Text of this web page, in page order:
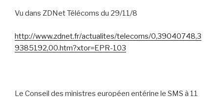
Vu dans ZDNet Télécoms du 29/11/8
http://www.zdnet.fr/actualites/telecoms/0,39040748,3
9385192,00.htm?xtor=EPR-103
Le Conseil des ministres européen entérine le SMS à 11